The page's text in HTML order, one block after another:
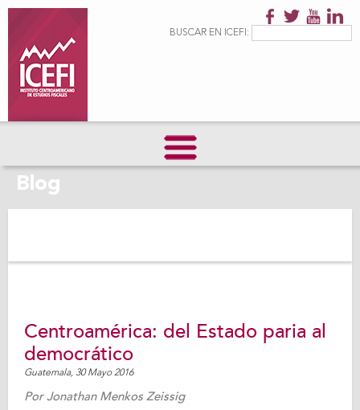
principalFormulario de
BUSCAR EN ICEFI:
Blog
Centroamérica: del Estado paria al
democrático
Guatemala, 30 Mayo 2016
PorJonathan Menkos Zeissig